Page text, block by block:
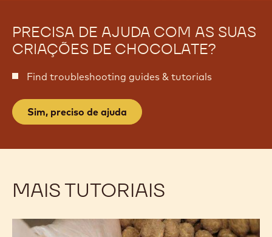
PRECISA DE AJUDA COM AS SUAS
CRIAÇÕES DE CHOCOLATE?
Find troubleshooting guides & tutorials
Sim, preciso de ajuda
MAIS TUTORIAIS
Fundamentos
Fundamentos